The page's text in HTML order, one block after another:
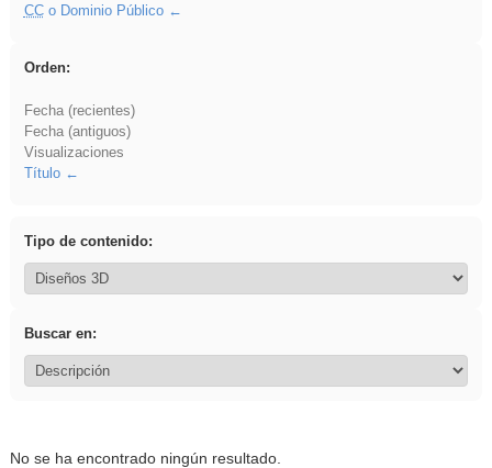
CCo Dominio Público
Orden:
Fecha (recientes)
Fecha (antiguos)
Visualizaciones
Título
Tipo de contenido:
Buscar en:
No se ha encontrado ningún resultado.